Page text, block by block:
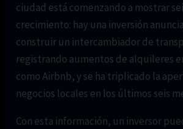
ciudad está comenzando a mostrar
crecimiento: hay una inversión
construir un intercambiador de
registrando aumentos de alquileres
como Airbnb, y se ha triplicado la
negocios locales en los últimos seis
Con esta información, un inversor